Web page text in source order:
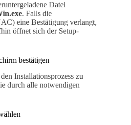
Datei
. Falls die
eine Bestätigung verlangt,
öffnet sich der Setup-
bestätigen
Installationsprozess zu
durch alle notwendigen